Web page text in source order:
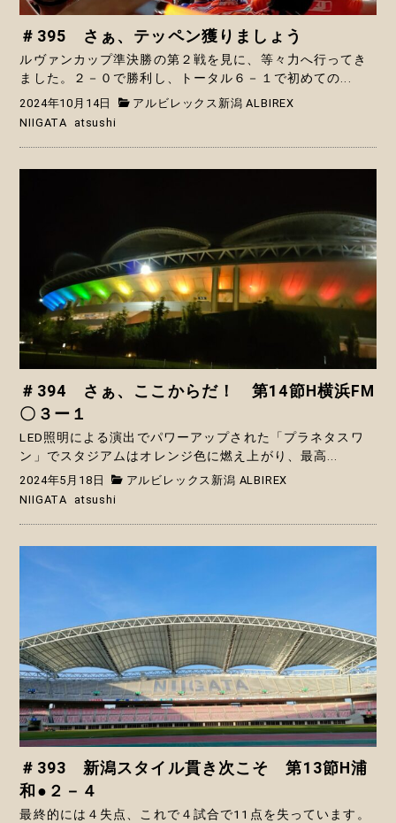
＃395 さぁ、テッペン獲りましょう
ルヴァンカップ準決勝の第２戦を見に、等々力へ行ってき
ました。２－０で勝利し、トータル６－１で初めての...
2024年10月14日
アルビレックス新潟 ALBIREX
NIIGATA
atsushi
＃394 さぁ、ここからだ！ 第14節H横浜FM
〇３ー１
LED照明による演出でパワーアップされた「プラネタスワ
ン」でスタジアムはオレンジ色に燃え上がり、最高...
2024年5月18日
アルビレックス新潟 ALBIREX
NIIGATA
atsushi
＃393 新潟スタイル貫き次こそ 第13節H浦
和●２－４
最終的には４失点、これで４試合で11点を失っています。